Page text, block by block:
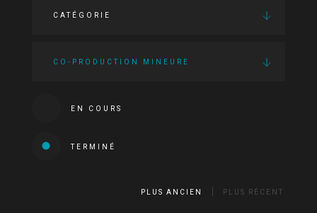
CATÉGORIE
CO-PRODUCTION MINEURE
EN COURS
TERMINÉ
PLUS ANCIEN PLUS RÉCENT